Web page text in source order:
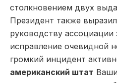
столкновением двух
Президент также
руководству ассоциации
исправление очевидной
громкий инцидент
американский штат